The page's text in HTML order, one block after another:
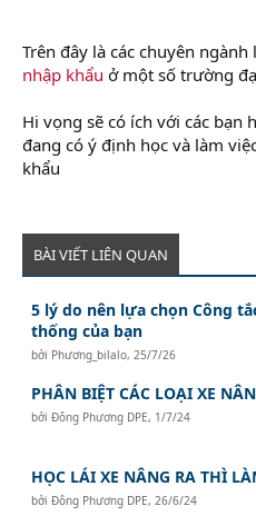
Trên đây là các chuyên ngành
nhập khẩu ở một số trường
Hi vọng sẽ có ích với các bạn
đang có ý định học và làm
khẩu
BÀI VIẾT LIÊN QUAN
5 lý do nên lựa chọn Công
thống của bạn
bởi Phương_bilalo,25/7/26
PHÂN BIỆT CÁC LOẠI XE
bởiĐông Phương DPE, 1/7/24
HỌC LÁI XE NÂNG RA THÌ
bởiĐông Phương DPE,26/6/24